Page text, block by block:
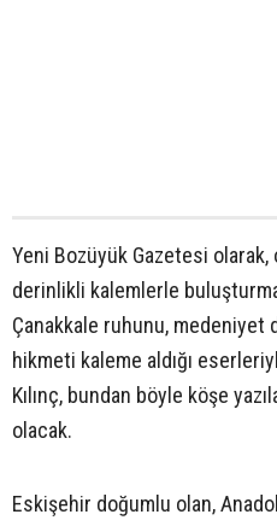
Yeni Bozüyük Gazetesi olarak,
derinlikli kalemlerle
Çanakkale ruhunu, medeniyet
hikmeti kaleme aldığı
Kılınç, bundan böyle köşe
olacak.
Eskişehir doğumlu olan,